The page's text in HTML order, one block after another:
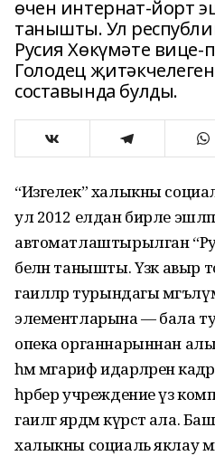
өчен интернат-йорт
танышты. Ул
Русия Хөкүмәте
Голодец
составында булды.
“Изгелек” халыкны социаль
ул 2012 елдан бирле
автоматлаштырылган
белән танышты. Үзәк авыр
гаиләләр турындагы
элементларына — бала
опека органнарыннан
һәм мәгариф идарәләренә
һәрбер учреждение үз
гаиләгә ярдәм күрсәтә ала.
халыкны социаль яклау